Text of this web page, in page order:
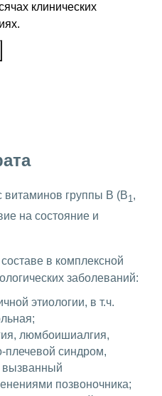
клинических
витаминов группы В (В1,
на состояние и
в комплексной
заболеваний:
этиологии, в т.ч.
люмбоишиалгия,
плечевой синдром,
вызванный
позвоночника;